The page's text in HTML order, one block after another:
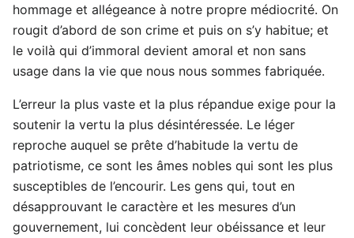
hommage et allégeance à notre propre médiocrité. On
rougit d’abord de son crime et puis on s’y habitue; et
le voilà qui d’immoral devient amoral et non sans
usage dans la vie que nous nous sommes fabriquée.
L’erreur la plus vaste et la plus répandue exige pour la
soutenir la vertu la plus désintéressée. Le léger
reproche auquel se prête d’habitude la vertu de
patriotisme, ce sont les âmes nobles qui sont les plus
susceptibles de l’encourir. Les gens qui, tout en
désapprouvant le caractère et les mesures d’un
gouvernement, lui concèdent leur obéissance et leur